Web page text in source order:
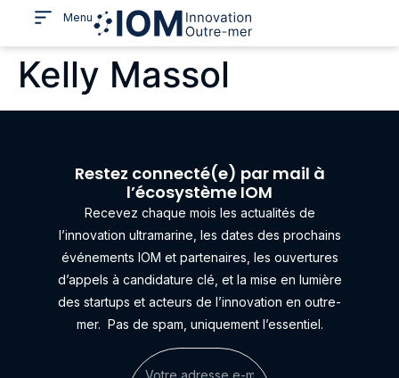
Menu
Kelly Massol
Restez connecté(e) par mail à
l’écosystème IOM
Recevez chaque mois les actualités de
l’innovation ultramarine, les dates des prochains
événements IOM et partenaires, les ouvertures
d’appels à candidature clé, et la mise en lumière
des startups et acteurs de l’innovation en outre-
mer. Pas de spam, uniquement l’essentiel.